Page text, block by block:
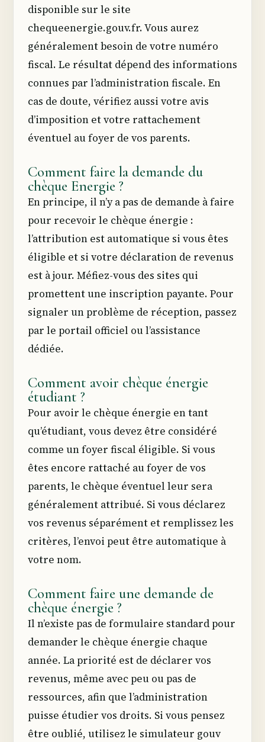
disponible sur le site
chequeenergie.gouv.fr. Vous aurez
généralement besoin de votre numéro
fiscal. Le résultat dépend des informations
connues par l’administration fiscale. En
cas de doute, vérifiez aussi votre avis
d’imposition et votre rattachement
éventuel au foyer de vos parents.
Comment faire la demande du
chèque Energie ?
En principe, il n’y a pas de demande à faire
pour recevoir le chèque énergie :
l’attribution est automatique si vous êtes
éligible et si votre déclaration de revenus
est à jour. Méfiez-vous des sites qui
promettent une inscription payante. Pour
signaler un problème de réception, passez
par le portail officiel ou l’assistance
dédiée.
Comment avoir chèque énergie
étudiant ?
Pour avoir le chèque énergie en tant
qu’étudiant, vous devez être considéré
comme un foyer fiscal éligible. Si vous
êtes encore rattaché au foyer de vos
parents, le chèque éventuel leur sera
généralement attribué. Si vous déclarez
vos revenus séparément et remplissez les
critères, l’envoi peut être automatique à
votre nom.
Comment faire une demande de
chèque énergie ?
Il n’existe pas de formulaire standard pour
demander le chèque énergie chaque
année. La priorité est de déclarer vos
revenus, même avec peu ou pas de
ressources, afin que l’administration
puisse étudier vos droits. Si vous pensez
être oublié, utilisez le simulateur gouv